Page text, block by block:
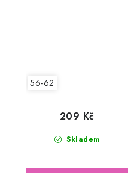
56-62
Skladem
209 Kč